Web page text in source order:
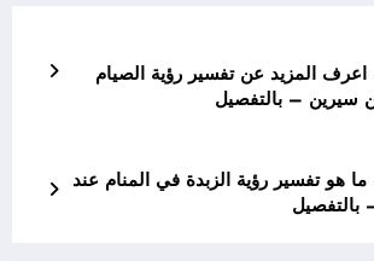
المزيد عن تفسير رؤية الصيام
سيرين – بالتفصيل
هو تفسير رؤية الزبدة في المنام عند
بالتفصيل